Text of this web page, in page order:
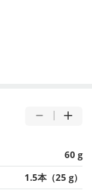
60 g
1.5本（25 g）